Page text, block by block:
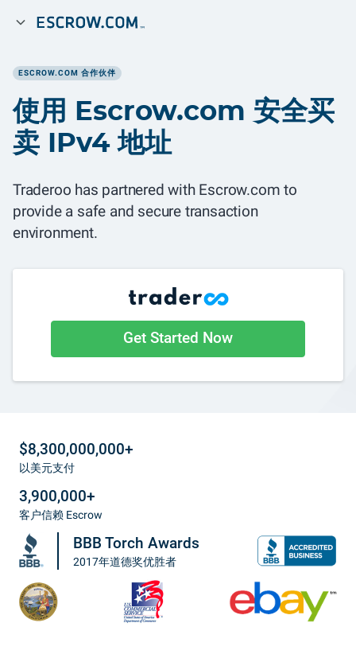
ESCROW.COM 合作伙伴
使用 Escrow.com 安全买
卖 IPv4 地址
Traderoo has partnered with Escrow.com to
provide a safe and secure transaction
environment.
Get Started Now
$8,300,000,000+
以美元支付
3,900,000+
客户信赖 Escrow
BBB Torch Awards
2017年道德奖优胜者